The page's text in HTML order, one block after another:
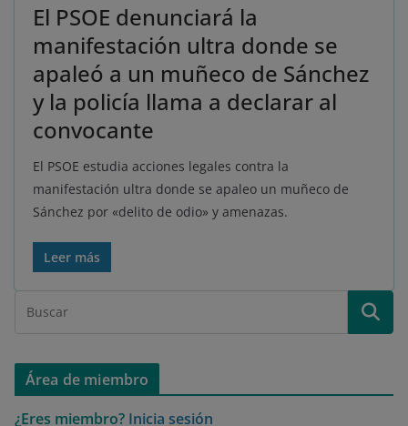
El PSOE denunciará la
manifestación ultra donde se
apaleó a un muñeco de Sánchez
y la policía llama a declarar al
convocante
El PSOE estudia acciones legales contra la
manifestación ultra donde se apaleo un muñeco de
Sánchez por «delito de odio» y amenazas.
Leer más
Área de miembro
¿Eres miembro? Inicia sesión